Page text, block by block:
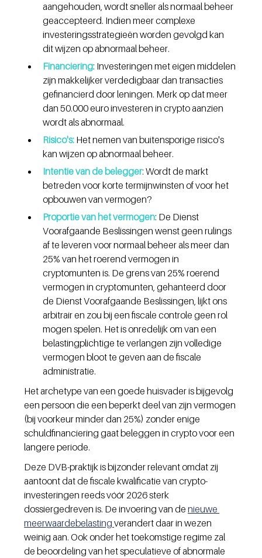
aangehouden, wordt sneller als normaal beheer
geaccepteerd. Indien meer complexe
investeringsstrategieën worden gevolgd kan
dit wijzen op abnormaal beheer.
Financiering: Investeringen met eigen middelen
zijn makkelijker verdedigbaar dan transacties
gefinancierd door leningen. Merk op dat meer
dan 50.000 euro investeren in crypto aanzien
wordt als abnormaal.
Risico's: Het nemen van buitensporige risico's
kan wijzen op abnormaal beheer.
Intentie van de belegger: Wordt de markt
betreden voor korte termijnwinsten of voor het
opbouwen van vermogen?
Proportie van het vermogen: De Dienst
Voorafgaande Beslissingen wenst geen rulings
af te leveren voor normaal beheer als meer dan
25% van het roerend vermogen in
cryptomunten is. De grens van 25% roerend
vermogen in cryptomunten, gehanteerd door
de Dienst Voorafgaande Beslissingen, lijkt ons
arbitrair en zou bij een fiscale controle geen rol
mogen spelen. Het is onredelijk om van een
belastingplichtige te verlangen zijn volledige
vermogen bloot te geven aan de fiscale
administratie.
Het archetype van een goede huisvader is bijgevolg
een persoon die een beperkt deel van zijn vermogen
(bij voorkeur minder dan 25%) zonder enige
schuldfinanciering gaat beleggen in crypto voor een
langere periode.
Deze DVB-praktijk is bijzonder relevant omdat zij
aantoont dat de fiscale kwalificatie van crypto-
investeringen reeds vóór 2026 sterk
dossiergedreven is. De invoering van de nieuwe
meerwaardebelasting verandert daar in wezen
weinig aan. Ook onder het toekomstige regime zal
de beoordeling van het speculatieve of abnormale